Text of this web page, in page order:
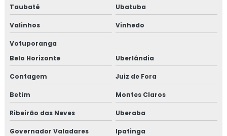
Taubaté Ubatuba
Valinhos Vinhedo
Votuporanga
Belo Horizonte
Uberlândia
Contagem Juiz de Fora
Betim Montes Claros
Ribeirão das Neves Uberaba
Governador Valadares Ipatinga